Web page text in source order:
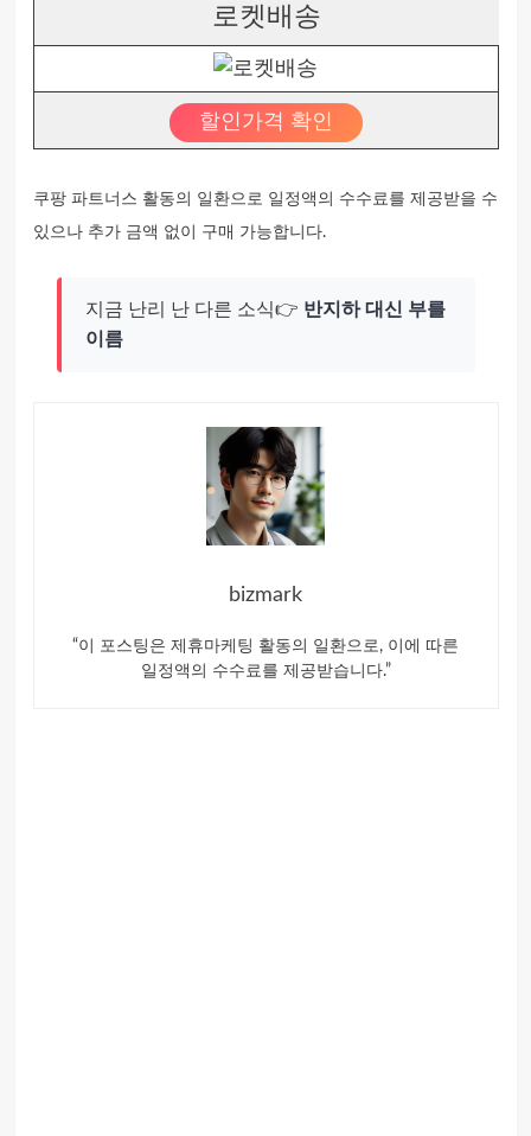
로켓배송
할인가격 확인
쿠팡 파트너스 활동의 일환으로 일정액의 수수료를 제공받을 수
있으나 추가 금액 없이 구매 가능합니다.
지금 난리 난 다른 소식👉 반지하 대신 부를
이름
bizmark
“이 포스팅은 제휴마케팅 활동의 일환으로, 이에 따른
일정액의 수수료를 제공받습니다.”